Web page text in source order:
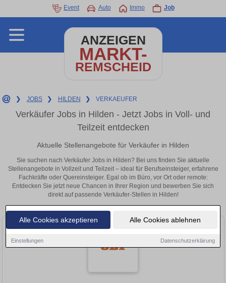
Alle Cookies akzeptieren Alle Cookies ablehnen
Einstellungen Datenschutzerklärung
Event Auto Immo Job
ANZEIGEN
MARKT-
REMSCHEID
❯ JOBS ❯ HILDEN ❯ VERKAEUFER
Verkäufer Jobs in Hilden - Jetzt Jobs in Voll- und
Teilzeit entdecken
Aktuelle Stellenangebote für Verkäufer in Hilden
Sie suchen nach Verkäufer Jobs in Hilden? Bei uns finden Sie aktuelle
Stellenangebote in Vollzeit und Teilzeit – ideal für Berufseinsteiger, erfahrene
Fachkräfte oder Quereinsteiger. Egal ob im Büro, vor Ort oder remote:
Entdecken Sie jetzt neue Chancen in Ihrer Region und bewerben Sie sich
direkt auf passende Verkäufer-Stellen in Hilden!